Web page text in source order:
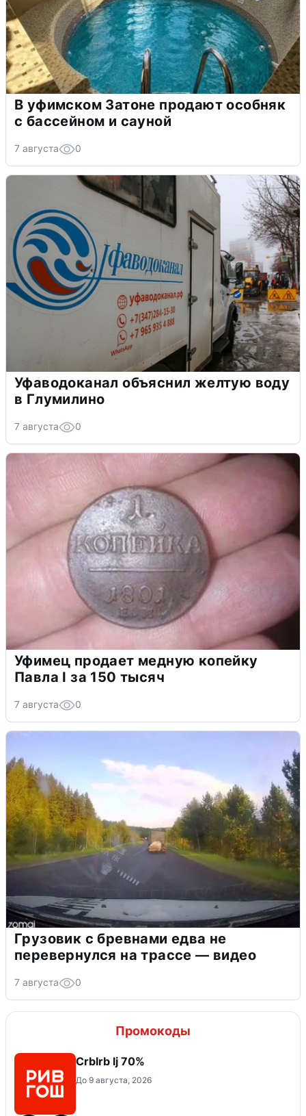
В уфимском Затоне продают особняк
с бассейном и сауной
7 августа 0
Уфаводоканал объяснил желтую воду
в Глумилино
7 августа 0
Уфимец продает медную копейку
Павла I за 150 тысяч
7 августа 0
Грузовик с бревнами едва не
перевернулся на трассе — видео
7 августа 0
Промокоды
Crblrb lj 70%
До 9 августа, 2026